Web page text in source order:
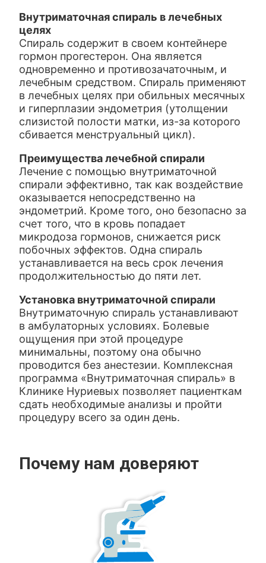
Внутриматочная спираль в лечебных
целях
Спираль содержит в своем контейнере
гормон прогестерон. Она является
одновременно и противозачаточным, и
лечебным средством. Спираль применяют
в лечебных целях при обильных месячных
и гиперплазии эндометрия (утолщении
слизистой полости матки, из-за которого
сбивается менструальный цикл).
Преимущества лечебной спирали
Лечение с помощью внутриматочной
спирали эффективно, так как воздействие
оказывается непосредственно на
эндометрий. Кроме того, оно безопасно за
счет того, что в кровь попадает
микродоза гормонов, снижается риск
побочных эффектов. Одна спираль
устанавливается на весь срок лечения
продолжительностью до пяти лет.
Установка внутриматочной спирали
Внутриматочную спираль устанавливают
в амбулаторных условиях. Болевые
ощущения при этой процедуре
минимальны, поэтому она обычно
проводится без анестезии. Комплексная
программа «Внутриматочная спираль» в
Клинике Нуриевых позволяет пациенткам
сдать необходимые анализы и пройти
процедуру всего за один день.
Почему нам доверяют